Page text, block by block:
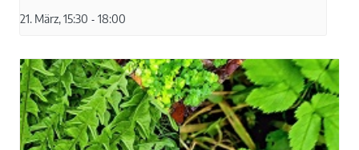
21. März, 15:30 - 18:00